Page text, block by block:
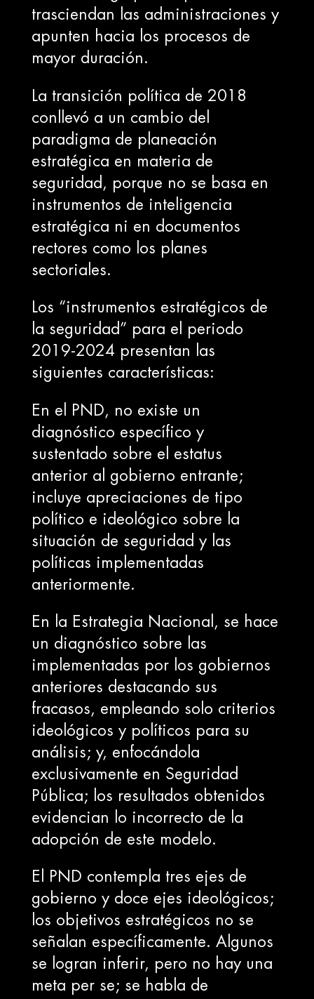
trasciendan las administraciones y
apunten hacia los procesos de
mayor duración.
La transición política de 2018
conllevó a un cambio del
paradigma de planeación
estratégica en materia de
seguridad, porque no se basa en
instrumentos de inteligencia
estratégica ni en documentos
rectores como los planes
sectoriales.
Los “instrumentos estratégicos de
la seguridad” para el periodo
2019-2024 presentan las
siguientes características:
En el PND, no existe un
diagnóstico específico y
sustentado sobre el estatus
anterior al gobierno entrante;
incluye apreciaciones de tipo
político e ideológico sobre la
situación de seguridad y las
políticas implementadas
anteriormente.
En la Estrategia Nacional, se hace
un diagnóstico sobre las
implementadas por los gobiernos
anteriores destacando sus
fracasos, empleando solo criterios
ideológicos y políticos para su
análisis; y, enfocándola
exclusivamente en Seguridad
Pública; los resultados obtenidos
evidencian lo incorrecto de la
adopción de este modelo.
El PND contempla tres ejes de
gobierno y doce ejes ideológicos;
los objetivos estratégicos no se
señalan específicamente. Algunos
se logran inferir, pero no hay una
meta per se; se habla de